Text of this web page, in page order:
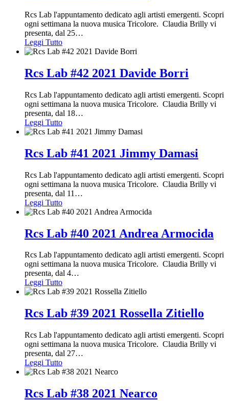
Rcs Lab l'appuntamento dedicato agli artisti emergenti. Scopri
ogni settimana la nuova musica Tricolore. Claudia Brilly vi
presenta, dal 25…
Leggi Tutto
Rcs Lab #42 2021 Davide Borri
Rcs Lab l'appuntamento dedicato agli artisti emergenti. Scopri
ogni settimana la nuova musica Tricolore. Claudia Brilly vi
presenta, dal 18…
Leggi Tutto
Rcs Lab #41 2021 Jimmy Damasi
Rcs Lab l'appuntamento dedicato agli artisti emergenti. Scopri
ogni settimana la nuova musica Tricolore. Claudia Brilly vi
presenta, dal 11 …
Leggi Tutto
Rcs Lab #40 2021 Andrea Armocida
Rcs Lab l'appuntamento dedicato agli artisti emergenti. Scopri
ogni settimana la nuova musica Tricolore. Claudia Brilly vi
presenta, dal 4…
Leggi Tutto
Rcs Lab #39 2021 Rossella Zitiello
Rcs Lab l'appuntamento dedicato agli artisti emergenti. Scopri
ogni settimana la nuova musica Tricolore. Claudia Brilly vi
presenta, dal 27…
Leggi Tutto
Rcs Lab #38 2021 Nearco